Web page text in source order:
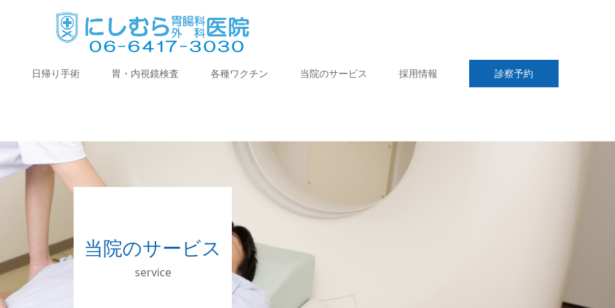
診察予約
日帰り手術 胃・内視鏡検査 各種ワクチン 当院のサービス 採用情報
当院のサービス
service